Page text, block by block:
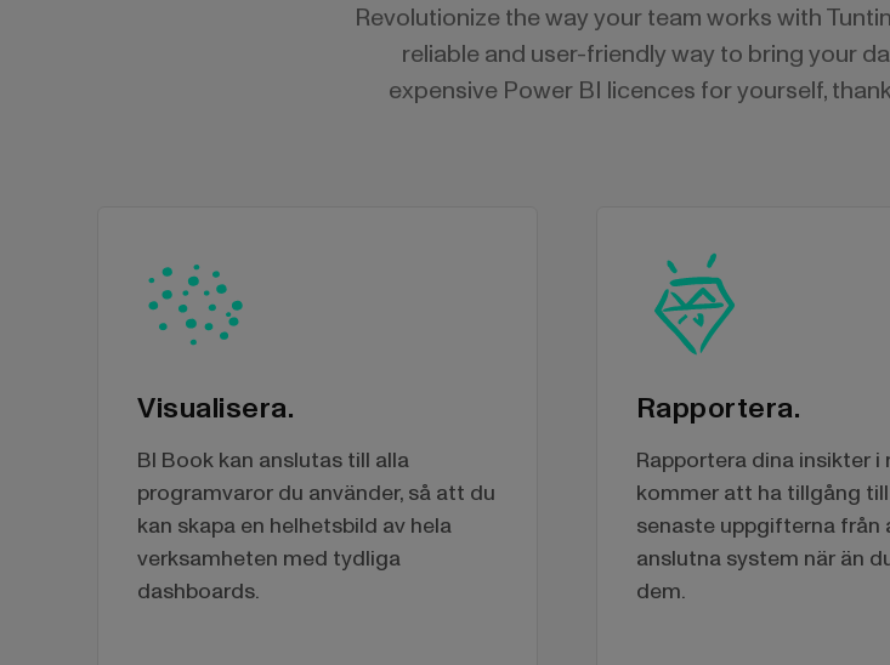
Revolutionize the way your team works with
reliable and user-friendly way to bring your
expensive Power BI licences for yourself,
Visualisera.
BI Book kan anslutas till alla
programvaror du använder, så att du
kan skapa en helhetsbild av hela
verksamheten med tydliga
dashboards.
Rapportera.
Rapportera dina insikter i
kommer att ha tillgång
senaste uppgifterna från
anslutna system när än
dem.